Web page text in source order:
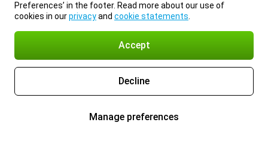
Preferences’ in the footer. Read more about our use of
cookies in ourprivacyand cookie statements
Accept
Decline
Manage preferences